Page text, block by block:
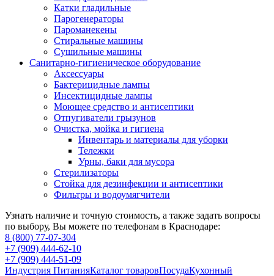
Катки гладильные
Парогенераторы
Пароманекены
Стиральные машины
Сушильные машины
Санитарно-гигиеническое оборудование
Аксессуары
Бактерицидные лампы
Инсектицидные лампы
Моющее средство и антисептики
Отпугиватели грызунов
Очистка, мойка и гигиена
Инвентарь и материалы для уборки
Тележки
Урны, баки для мусора
Стерилизаторы
Стойка для дезинфекции и антисептики
Фильтры и водоумягчители
Узнать наличие и точную стоимость, а также задать вопросы
по выбору, Вы можете по телефонам в Краснодаре:
8 (800) 77-07-304
+7 (909) 444-62-10
+7 (909) 444-51-09
Индустрия ПитанияКаталог товаровПосудаКухонный